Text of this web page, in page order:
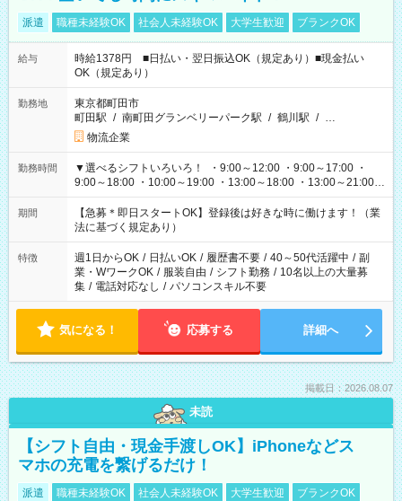
派遣 職種未経験OK 社会人未経験OK 大学生歓迎 ブランクOK
給与
時給1378円 ■日払い・翌日振込OK（規定あり）■現金払い
OK（規定あり）
勤務地
東京都町田市
町田駅 / 南町田グランベリーパーク駅 / 鶴川駅 / …
物流企業
勤務時間
▼選べるシフトいろいろ！ ・9:00～12:00 ・9:00～17:00 ・
9:00～18:00 ・10:00～19:00 ・13:00～18:00 ・13:00～21:00
・22:00～翌6:00 など 上記以外の時間で相談可能なお仕事も！
あなたの希望を教えてください！
期間
【急募＊即日スタートOK】登録後は好きな時に働けます！（業
法に基づく規定あり）
特徴 週1日からOK / 日払いOK / 履歴書不要 / 40～50代活躍中 / 副
業・WワークOK / 服装自由 / シフト勤務 / 10名以上の大量募
集 / 電話対応なし / パソコンスキル不要
気になる！ 応募する 詳細へ
掲載日：2026.08.07
未読
【シフト自由・現金手渡しOK】iPhoneなどス
マホの充電を繋げるだけ！
派遣 職種未経験OK 社会人未経験OK 大学生歓迎
ブランクOK